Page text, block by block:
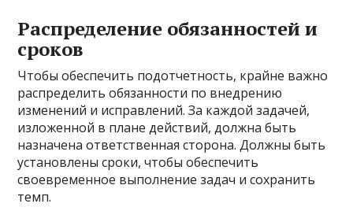
Распределение обязанностей и
сроков
Чтобы обеспечить подотчетность, крайне важно
распределить обязанности по внедрению
изменений и исправлений. За каждой задачей,
изложенной в плане действий, должна быть
назначена ответственная сторона. Должны быть
установлены сроки, чтобы обеспечить
своевременное выполнение задач и сохранить
темп.